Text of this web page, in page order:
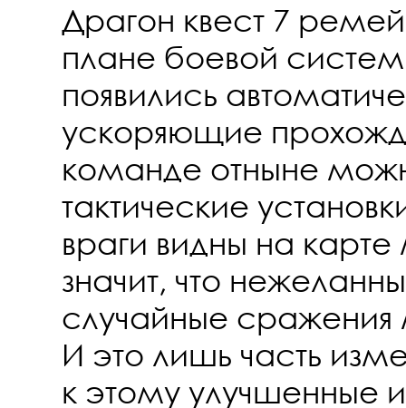
Драгон квест 7
плане боевой
появились
ускоряющие
команде отныне
тактические
враги видны на
значит, что
случайные сражения
И это лишь часть
к этому улучшенные и